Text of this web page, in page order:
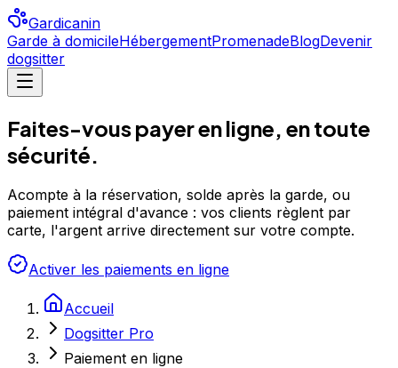
Gardicanin
Garde à domicileHébergementPromenadeBlogDevenir
dogsitter
Faites-vous payer en ligne, en toute
sécurité.
Acompte à la réservation, solde après la garde, ou
paiement intégral d'avance : vos clients règlent par
carte, l'argent arrive directement sur votre compte.
Activer les paiements en ligne
Accueil
Dogsitter Pro
Paiement en ligne